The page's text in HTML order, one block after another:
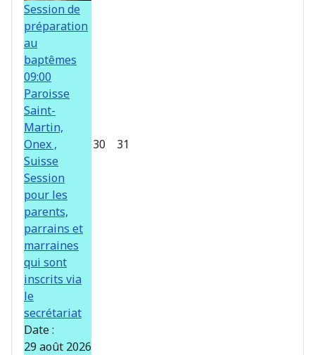
Session de
préparation
au
baptêmes
09:00
Paroisse
Saint-
Martin,
Onex ,
Suisse
Session
pour les
parents,
parrains et
marraines
qui sont
inscrits via
le
secrétariat
Date :
29 août 2026
30 31